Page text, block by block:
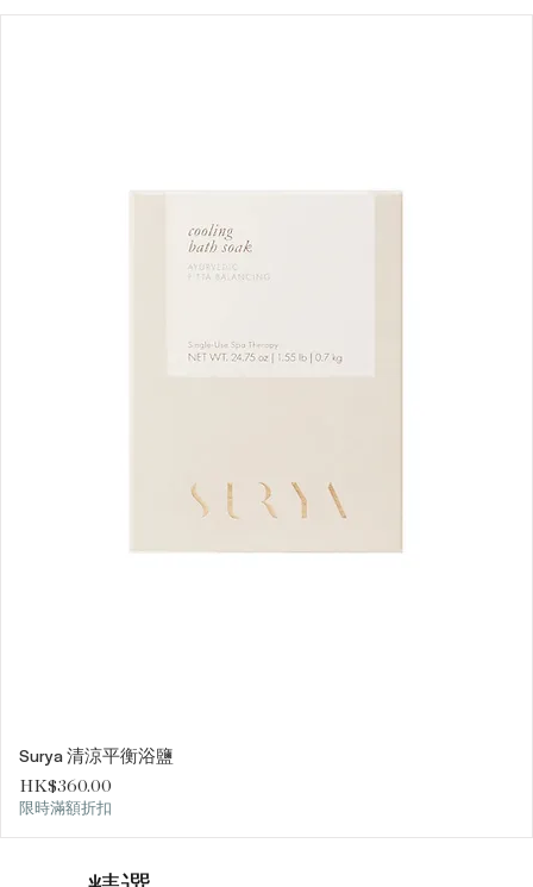
Surya 清涼平衡浴鹽
價格
HK$360.00
限時滿額折扣